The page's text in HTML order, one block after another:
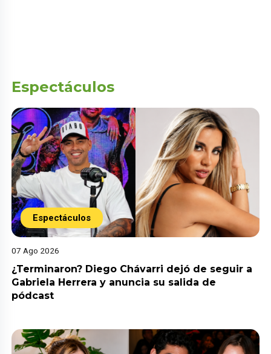
Espectáculos
Espectáculos
07 Ago 2026
¿Terminaron? Diego Chávarri dejó de seguir a
Gabriela Herrera y anuncia su salida de
pódcast